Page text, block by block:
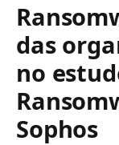
das
no
Sophos